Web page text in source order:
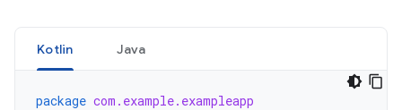
Kotlin Java
package com.example.exampleapp